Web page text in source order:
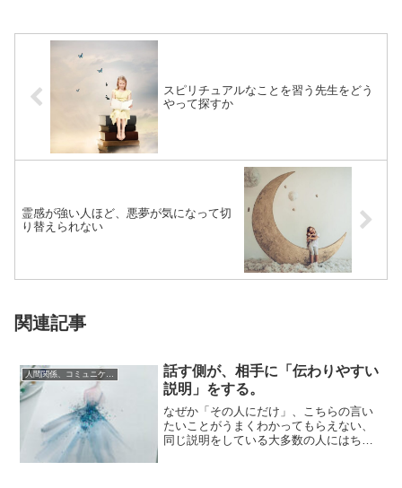
スピリチュアルなことを習う先生をどう
やって探すか
霊感が強い人ほど、悪夢が気になって切
り替えられない
関連記事
話す側が、相手に「伝わりやすい
説明」をする。
なぜか「その人にだけ」、こちらの言い
たいことがうまくわかってもらえない、
同じ説明をしている大多数の人にはちゃ